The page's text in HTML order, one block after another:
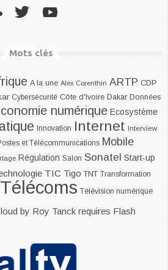
Mots clés
A la une Alex Corenthin ARTP CDP
Cybersécurité Côte d'Ivoire Dakar Données
numérique Ecosystème
Innovation Internet Interview
et Télécommunications Mobile
Régulation Salon Sonatel Start-up
TIC Tigo TNT Transformation
Télécoms Télévision numérique
by Roy Tanck requires Flash